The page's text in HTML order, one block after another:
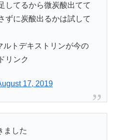
してるから微炭酸出てて
ずに炭酸出るかは試して
ルトデキストリンが今の
リンク
17, 2019
ました